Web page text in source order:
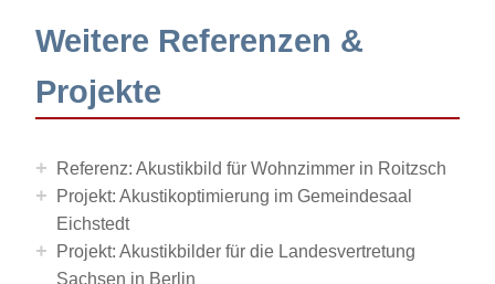
Weitere Referenzen &
Projekte
+ Referenz: Akustikbild für Wohnzimmer in Roitzsch
+
Projekt: Akustikoptimierung im Gemeindesaal
Eichstedt
+
Projekt: Akustikbilder für die Landesvertretung
Sachsen in Berlin